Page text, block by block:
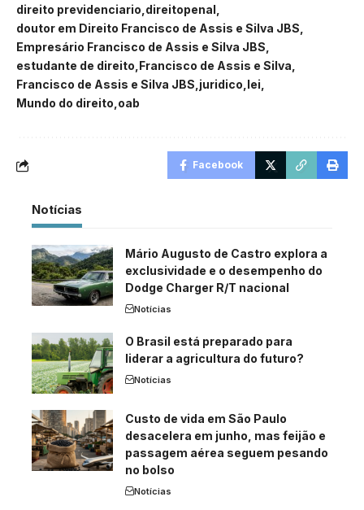
direito previdenciario direitopenal
doutor em Direito Francisco de Assis e Silva JBS
Empresário Francisco de Assis e Silva JBS
estudante de direito Francisco de Assis e Silva
Francisco de Assis e Silva JBS juridico lei
Mundo do direito oab
Facebook
Notícias
Mário Augusto de Castro explora a
exclusividade e o desempenho do
Dodge Charger R/T nacional
Notícias
O Brasil está preparado para
liderar a agricultura do futuro?
Notícias
Custo de vida em São Paulo
desacelera em junho, mas feijão e
passagem aérea seguem pesando
no bolso
Notícias